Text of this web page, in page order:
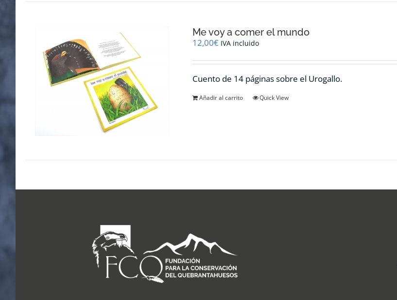
Me voy a comer el mundo
12,00€ IVA incluido
Cuento de 14 páginas sobre el Urogallo.
Añadir al carrito Quick View